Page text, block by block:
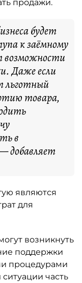
продажи.
будет
к заёмному
возможности
Даже если
льготный
товара,
в
добавляет
являются
для
возникнуть
поддержки
процедурами
часть